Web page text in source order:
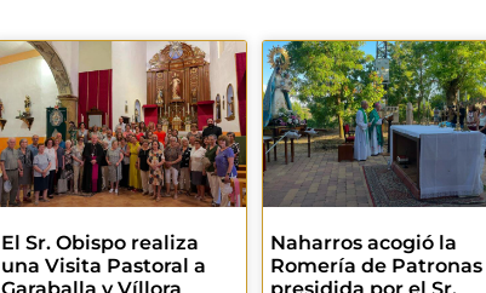
El Sr. Obispo realiza
una Visita Pastoral a
Naharros acogió la
Romería de Patronas